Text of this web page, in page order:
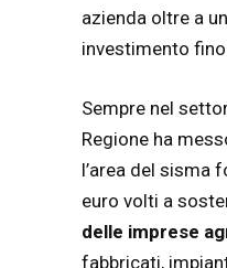
azienda oltre a
investimento
Sempre nel
Regione ha
l’area del sisma
euro volti a
delle imprese
fabbricati,